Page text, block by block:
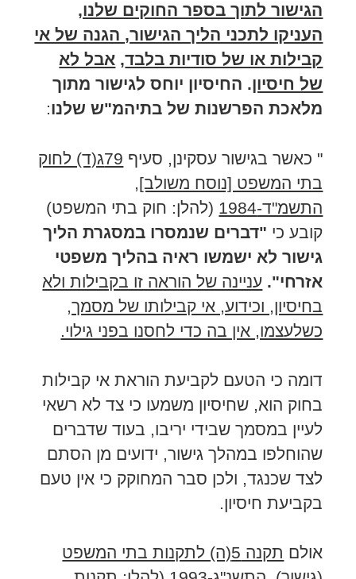
הגישור לתוך בספר החוקים שלנו,
העניקו לתכני הליך הגישור, הגנה של אי
קבילות או של סודיות בלבד, אבל לא
של חיסיון. החיסיון יוחס לגישור מתוך
מלאכת הפרשנות של בתיהמ"ש שלנו:
" כאשר בגישור עסקינן, סעיף
79ג(ד) לחוק
בתי המשפט [נוסח משולב],
התשמ"ד-1984
(להלן: חוק בתי המשפט)
קובע כי "דברים שנמסרו במסגרת הליך
גישור לא ישמשו ראיה בהליך משפטי
אזרחי". עניינה של הוראה זו בקבילות ולא
בחיסיון, וכידוע, אי קבילותו של מסמך,
כשלעצמו, אין בה כדי לחסנו בפני גילוי.
דומה כי הטעם לקביעת הוראת אי קבילות
בחוק הוא, שחיסיון משמעו כי צד לא רשאי
לעיין במסמך שבידי יריבו, בעוד שדברים
שהוחלפו במהלך גישור, ידועים מן הסתם
לצד שכנגד, ולכן סבר המחוקק כי אין טעם
בקביעת חיסיון.
אולם
תקנה 5(ה) לתקנות בתי המשפט